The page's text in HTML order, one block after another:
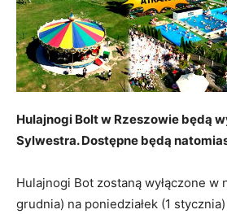
Hulajnogi Bolt w Rzeszowie będą
Sylwestra. Dostępne będą
Hulajnogi Bot zostaną wyłączone w
grudnia) na poniedziałek (1